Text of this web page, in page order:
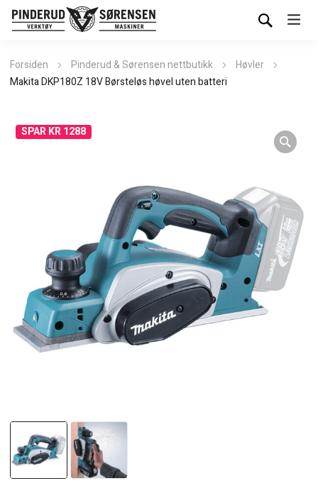
Forsiden Pinderud & Sørensen nettbutikk
Høvler
Makita DKP180Z 18V Børsteløs høvel uten batteri
SPAR KR 1288